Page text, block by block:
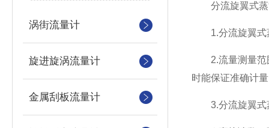
涡街流量计
旋进旋涡流量计
金属刮板流量计
分流旋翼式蒸
1.分流旋翼式蒸
2.流量测量范围
时能保证准确计
3.分流旋翼式蒸